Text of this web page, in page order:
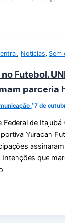
, Notícias, Sem
Futebol.
parceria
/7 de
Federal de Itajubá
Yuracan
que